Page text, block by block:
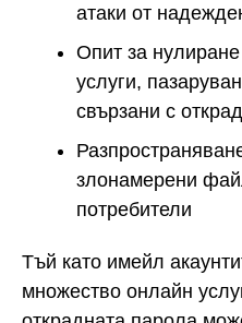
атаки от
Опит за
услуги,
свързани с
злонамерени
потребители
Тъй като имейл
множество онлайн